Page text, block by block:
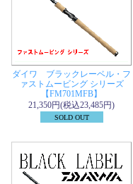
ダイワ ブラックレーベル・フ
ァストムービング シリーズ
【FM701MFB】
21,350円(税込23,485円)
SOLD OUT